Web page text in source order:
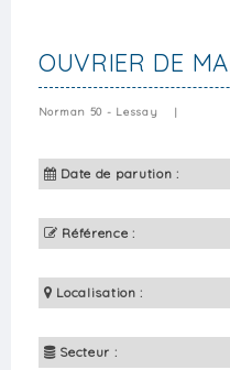
OUVRIER DE
Norman 50 - Lessay |
Date de parution :
Référence :
Localisation :
Secteur :